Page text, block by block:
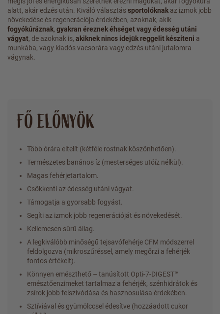
alatt, akár edzés után. Kiváló választássportolóknak az izmok jobb
növekedése és regenerációja érdekében, azoknak, akik
fogyókúráznak, gyakran éreznek éhséget vagy édesség utáni
vágyat, de azoknak is, akiknek nincs idejük reggelit készíteni a
munkába, vagy kiadós vacsorára vagy edzés utáni jutalomra
vágynak.
FŐ ELŐNYÖK
Több órára eltelít (kétféle rostnak köszönhetően).
Természetes banános íz (mesterséges utóíz nélkül).
Magas fehérjetartalom.
Csökkenti az édesség utáni vágyat.
Támogatja a gyorsabb fogyást.
Segíti az izmok jobb regenerációját és növekedését.
Kellemesen sűrű állag.
A legkiválóbb minőségű tejsavófehérje CFM módszerrel
feldolgozva (mikroszűréssel, amely megőrzi a fehérjék
fontos értékeit).
Könnyen emészthető – tanúsított Opti-7-DIGEST™
emésztőenzimeket tartalmaz a fehérjék, szénhidrátok és
zsírok jobb felszívódása és hasznosulása érdekében.
Sztíviával és gyümölccsel édesítve (hozzáadott cukor